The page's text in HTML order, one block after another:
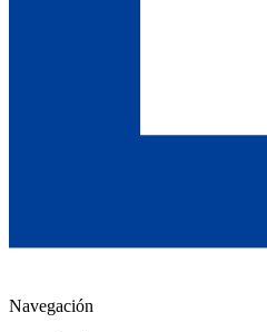
Navegación